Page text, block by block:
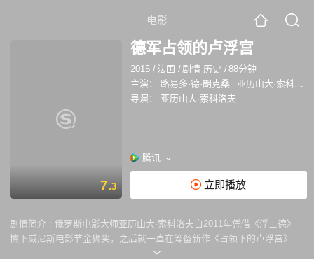
电影
7.3
德军占领的卢浮宫
2015 / 法国 /剧情 历史 /88分钟
主演：
路易多·德·朗克桑
亚历山大·索科洛夫
导演：
亚历山大·索科洛夫
腾讯
立即播放
剧情简介 : 俄罗斯电影大师亚历山大·索科洛夫自2011年凭借《浮士德》
擒下威尼斯电影节金狮奖，之后就一直在筹备新作《占领下的卢浮宫》。
此次索科洛夫将镜头对准巴黎卢浮宫，将时空拽回二战时期，探究纳粹占